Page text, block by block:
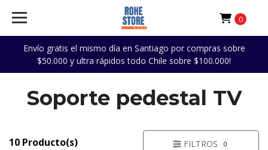
Envío gratis el mismo día en Santiago por compras sobre
$50.000 y ultra rápidos todo Chile sobre $100.000!
0
Soporte pedestal TV
10 Producto(s) FILTROS 0